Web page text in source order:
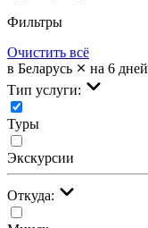
Фильтры
Очистить всё
в Беларусь
на 6 дней
Тип услуги:
Туры
Экскурсии
Откуда: